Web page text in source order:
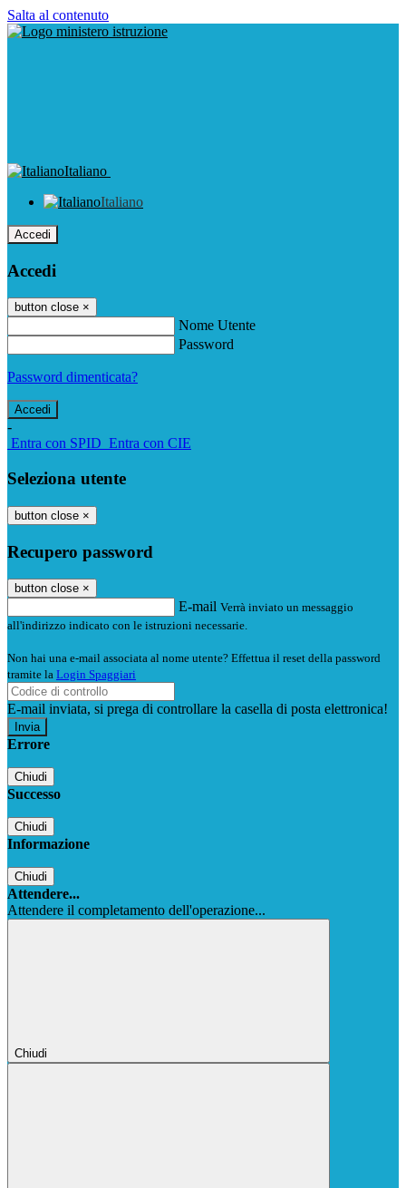
Salta al contenuto
Italiano
Italiano
Accedi
Accedi
button close ×
Nome Utente
Password
Password dimenticata?
-
Entra con SPID Entra con CIE
Seleziona utente
button close ×
Recupero password
button close ×
E-mail Verrà inviato un messaggio
all'indirizzo indicato con le istruzioni necessarie.
Non hai una e-mail associata al nome utente? Effettua il reset della password
tramite la Login Spaggiari
E-mail inviata, si prega di controllare la casella di posta elettronica!
Errore
Chiudi
Successo
Chiudi
Informazione
Chiudi
Attendere...
Attendere il completamento dell'operazione...
Chiudi